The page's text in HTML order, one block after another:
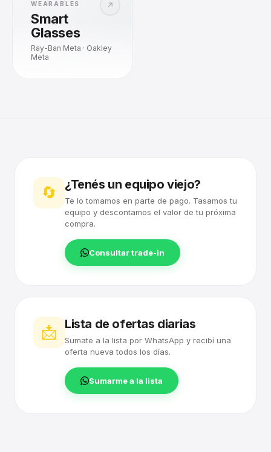
↗
WEARABLES
Smart
Glasses
Ray-Ban Meta · Oakley
Meta
🔄 ¿Tenés un equipo viejo?
Te lo tomamos en parte de pago. Tasamos tu
equipo y descontamos el valor de tu próxima
compra.
Consultar trade-in
📩 Lista de ofertas diarias
Sumate a la lista por WhatsApp y recibí una
oferta nueva todos los días.
Sumarme a la lista